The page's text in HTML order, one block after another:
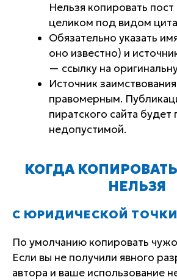
Нельзя копировать
целиком под видом
Обязательно указать
оно известно) и
— ссылку на
Источник
правомерным.
пиратского сайта будет
недопустимой.
КОГДА
НЕЛЬЗЯ
С ЮРИДИЧЕСКОЙ ТОЧКИ
По умолчанию копировать
Если вы не получили явного
автора и ваше использование